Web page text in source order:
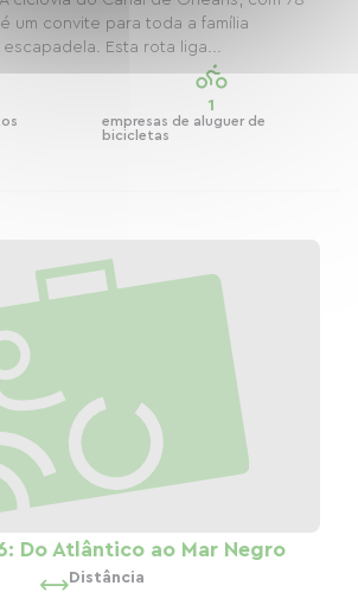
um convite para toda a família
Esta rota liga...
1
empresas de aluguer de
bicicletas
Do Atlântico ao Mar Negro
Distância